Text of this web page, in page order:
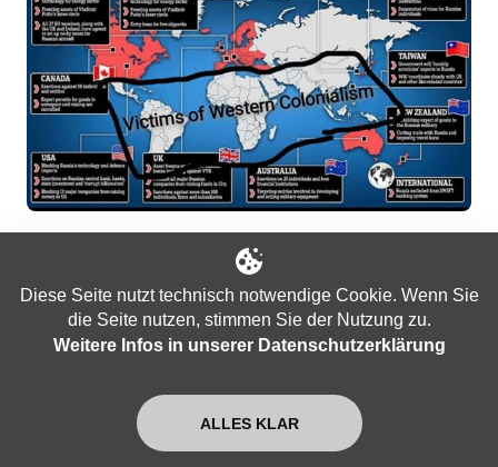
Bildquelle: Facebook-Konto von Vanessa
Beeley[/caption]
zugunsten einer multipolaren Welt zu ändern,
in der alle Länder, unabhängig davon, wie sich
Diese Seite nutzt technisch notwendige Cookie. Wenn Sie
die Seite nutzen, stimmen Sie der Nutzung zu.
Weitere Infos in unserer Datenschutzerklärung
ALLES KLAR